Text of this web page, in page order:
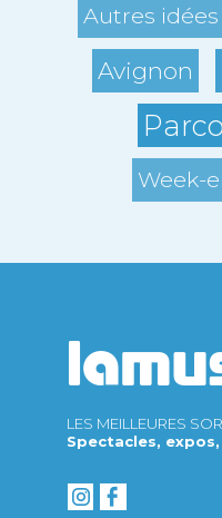
Autres
Avignon
Week-
LES MEILLEURES
Spectacles,